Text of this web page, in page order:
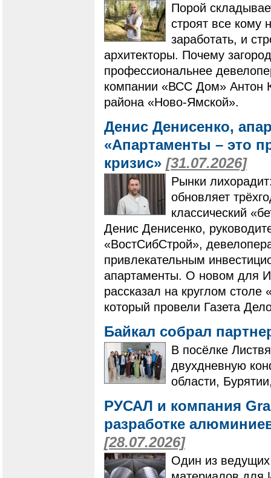
Порой
строят все
заработать, и
архитекторы. Почему
профессиональнее
компании «ВСС Дом» Антон
района «Ново-Ямской».
Денис Денисенко,
«Апартаменты – это
кризис» [31.07.2026]
Рынки
обновляет
классический
Денис Денисенко,
«ВостСибСтрой»,
привлекательным
апартаменты. О новом для
рассказал на круглом столе
который провели Газета
Байкал собрал
В посёлке
двухдневную
области,
РУСАЛ и компания
разработке
[28.07.2026]
Один из ведущих